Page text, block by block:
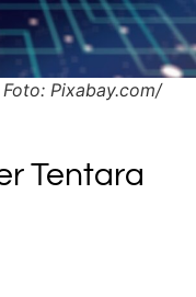
Pixabay.com/
Tentara